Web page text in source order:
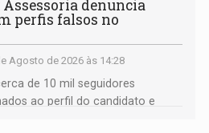
Assessoria denuncia
perfis falsos no
Agosto de 2026 às 14:28
de 10 mil seguidores
ao perfil do candidato e